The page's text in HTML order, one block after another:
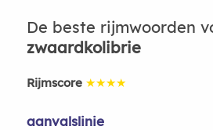
De beste rijmwoorden
zwaardkolibrie
Rijmscore ★★★★
aanvalslinie